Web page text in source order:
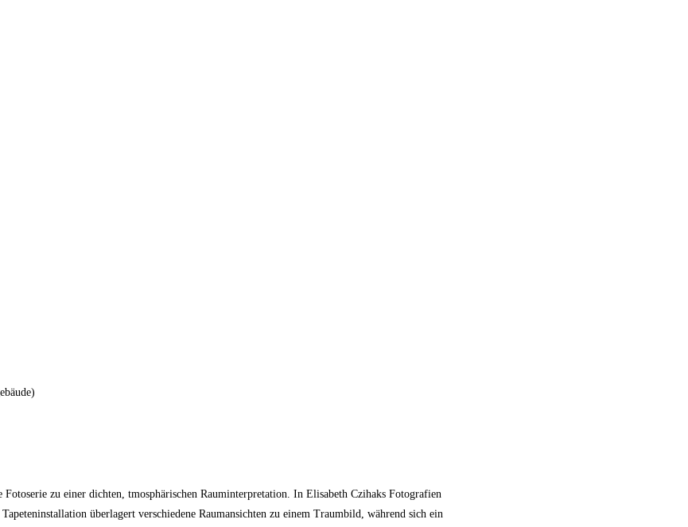
zu einer dichten, tmosphärischen Rauminterpretation. In Elisabeth Czihaks Fotografien
überlagert verschiedene Raumansichten zu einem Traumbild, während sich ein